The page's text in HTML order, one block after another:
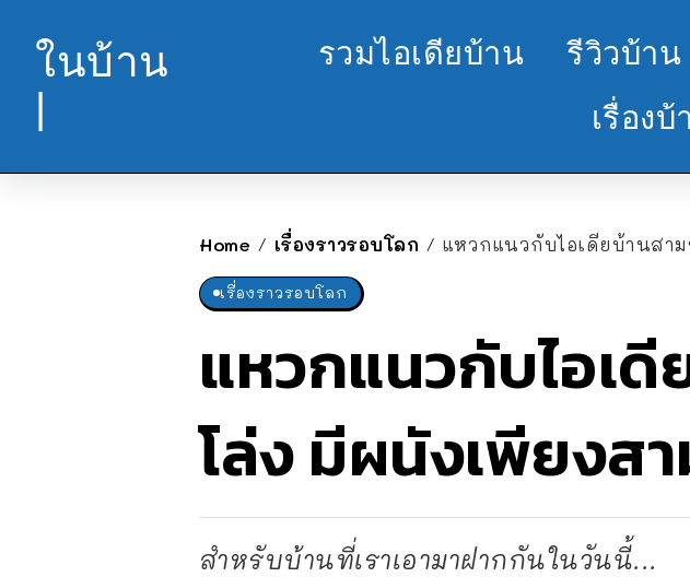
ในบ้าน
|
รวมไอเดียบ้าน รีวิวบ้าน
เรื่อง
Home / เรื่องราวรอบโลก / แหวกแนวกับไอเดียบ้านสา
เรื่องราวรอบโลก
แหวกแนวกับไอเ
โล่ง มีผนังเพียงส
สำหรับบ้านที่เราเอามาฝากกันในวันนี้...